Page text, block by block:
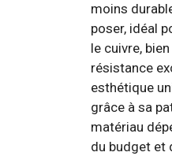
moins
poser, idéal
le cuivre,
résistance
esthétique
grâce à sa
matériau
du budget et